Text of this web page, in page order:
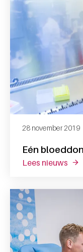
Eén
28 november 2019
lees nieuws